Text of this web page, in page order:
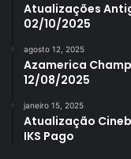
Atualizações
02/10/2025
agosto 12, 2025
Azamerica
12/08/2025
janeiro 15, 2025
Atualização
IKS Pago